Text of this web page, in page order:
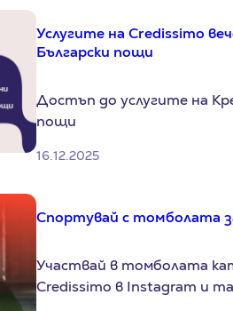
Услугите на Credissimo
Български пощи
Достъп до услугите на
пощи
16.12.2025
Спортувай с томболата
Участвай в томболата
Credissimo в Instagram и